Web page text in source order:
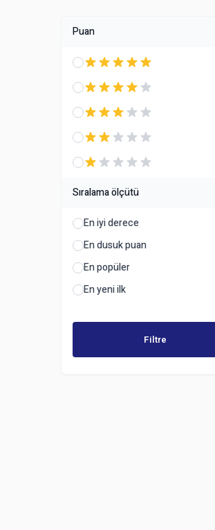
Puan
Sıralama ölçütü
En iyi derece
En dusuk puan
En popüler
En yeni ilk
Filtre